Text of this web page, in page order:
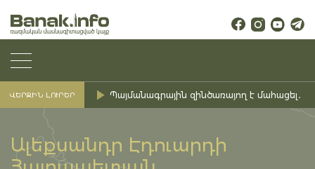
ՎԵՐՋԻՆ ԼՈՒՐԵՐ Պայմանագրային զինծառայող է մահացել․
Ալեքսանդր Էդուարդի